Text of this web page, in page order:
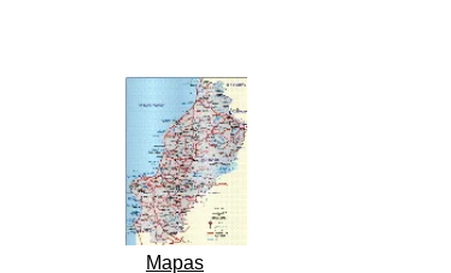
Mapas